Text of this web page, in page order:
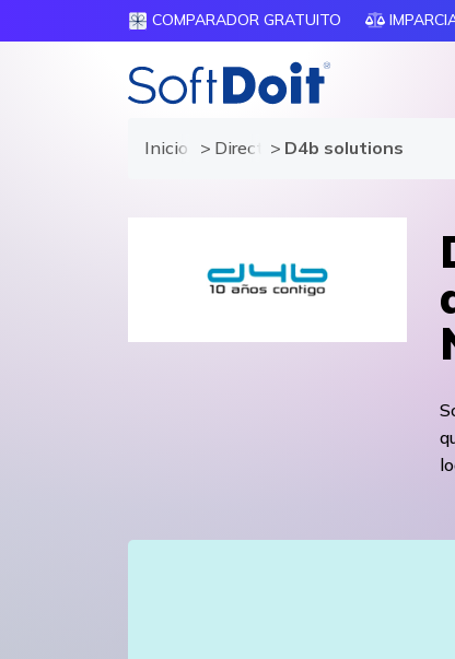
COMPARADOR GRATUITO
Inicio Directorio de proveedores
D4b solutions